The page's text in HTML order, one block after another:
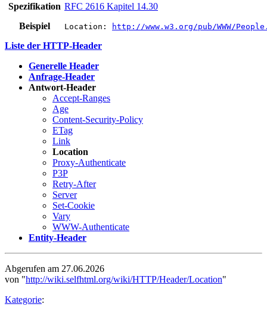
Spezifikation RFC 2616 Kapitel 14.30
Beispiel
Location: http://www.w3.org/pub/WWW/
Liste der HTTP-Header
Generelle Header
Anfrage-Header
Antwort-Header
Accept-Ranges
Age
Content-Security-Policy
ETag
Link
Location
Proxy-Authenticate
P3P
Retry-After
Server
Set-Cookie
Vary
WWW-Authenticate
Entity-Header
Abgerufen am 27.06.2026
von "http://wiki.selfhtml.org/wiki/HTTP/Header/Location"
Kategorie: